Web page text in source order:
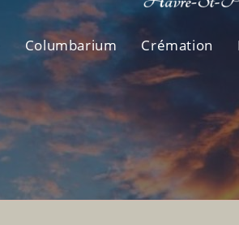
Columbarium Crémation